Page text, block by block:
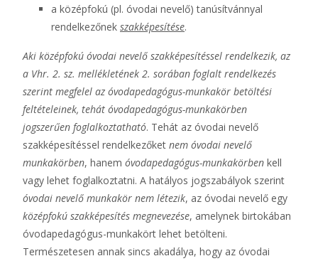
a középfokú (pl. óvodai nevelő) tanúsítvánnyal
rendelkezőnek szakképesítése.
Aki középfokú óvodai nevelő szakképesítéssel rendelkezik, az
a Vhr. 2. sz. mellékletének 2. sorában foglalt rendelkezés
szerint megfelel az óvodapedagógus-munkakör betöltési
feltételeinek, tehát óvodapedagógus-munkakörben
jogszerűen foglalkoztatható. Tehát az óvodai nevelő
szakképesítéssel rendelkezőket nem óvodai nevelő
munkakörben, hanem óvodapedagógus-munkakörben kell
vagy lehet foglalkoztatni. A hatályos jogszabályok szerint
óvodai nevelő munkakör nem létezik, az óvodai nevelő egy
középfokú szakképesítés megnevezése, amelynek birtokában
óvodapedagógus-munkakört lehet betölteni.
Természetesen annak sincs akadálya, hogy az óvodai